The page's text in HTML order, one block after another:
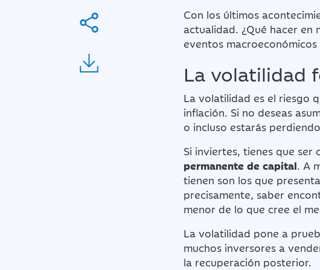
Con los últimos
actualidad. ¿Qué hacer
eventos
La volatilidad
La volatilidad es el riesgo
inflación. Si no deseas
o incluso estarás
Si inviertes, tienes que ser
permanente de capital. A
tienen son los que
precisamente, saber
menor de lo que cree el
La volatilidad pone a
muchos inversores a
la recuperación posterior.